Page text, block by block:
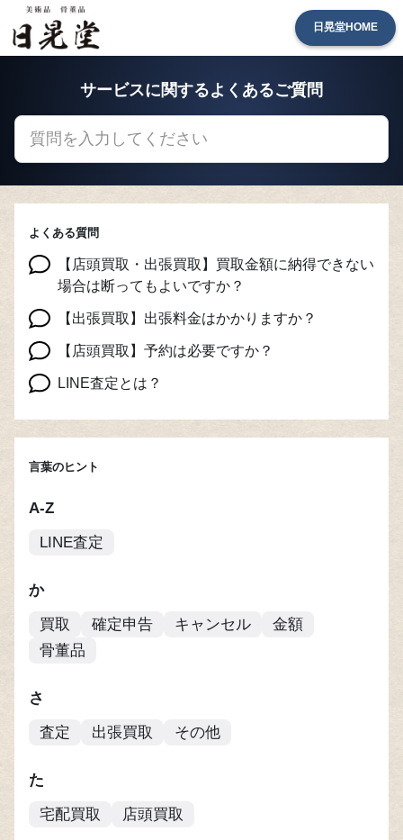
日晃堂HOME
サービスに関するよくあるご質問
よくある質問
【店頭買取・出張買取】買取金額に納得できない
場合は断ってもよいですか？
【出張買取】出張料金はかかりますか？
【店頭買取】予約は必要ですか？
LINE査定とは？
言葉のヒント
A-Z
LINE査定
か
買取
確定申告 キャンセル
金額
骨董品
さ
査定
出張買取 その他
た
宅配買取
店頭買取